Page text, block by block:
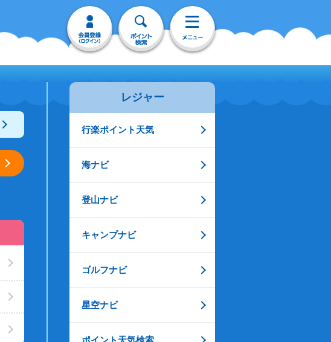
レジャー
行楽ポイント天気
海ナビ
登山ナビ
キャンプナビ
ゴルフナビ
星空ナビ
ポイント天気検索